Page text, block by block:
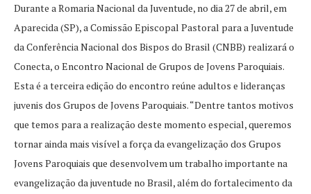
Durante a Romaria Nacional da Juventude, no dia 27 de abril, em
Aparecida (SP), a Comissão Episcopal Pastoral para a Juventude
da Conferência Nacional dos Bispos do Brasil (CNBB) realizará o
Conecta, o Encontro Nacional de Grupos de Jovens Paroquiais.
Esta é a terceira edição do encontro reúne adultos e lideranças
juvenis dos Grupos de Jovens Paroquiais. “Dentre tantos motivos
que temos para a realização deste momento especial, queremos
tornar ainda mais visível a força da evangelização dos Grupos
Jovens Paroquiais que desenvolvem um trabalho importante na
evangelização da juventude no Brasil, além do fortalecimento da